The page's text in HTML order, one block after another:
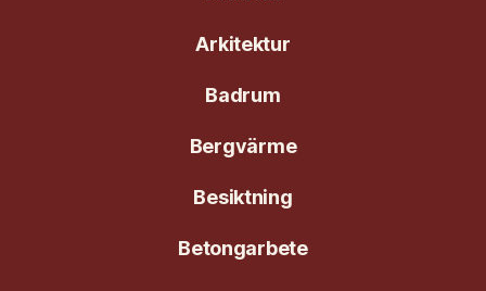
Arkitektur
Badrum
Bergvärme
Besiktning
Betongarbete